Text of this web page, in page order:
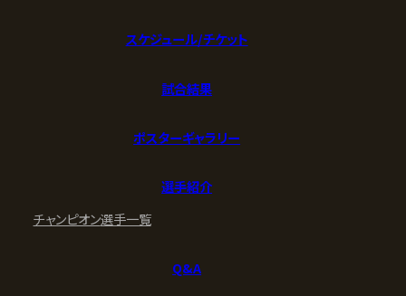
スケジュール/チケット
試合結果
ポスターギャラリー
選手紹介
チャンピオン選手一覧
Q&A